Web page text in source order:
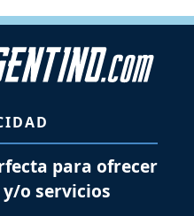
para ofrecer
o servicios